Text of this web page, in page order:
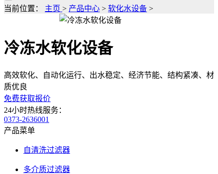
当前位置： 主页 > 产品中心 > 软化水设备 >
冷冻水软化设备
高效软化、自动化运行、出水稳定、经济节能、结构紧凑、材
质优良
免费获取报价
24小时热线服务：
0373-2636001
产品菜单
自清洗过滤器
多介质过滤器